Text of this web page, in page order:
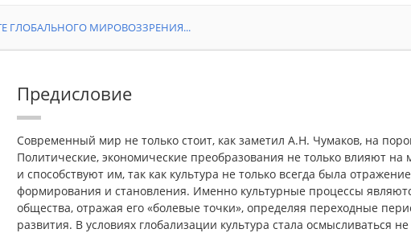
ГЛОБАЛЬНОГО МИРОВОЗЗРЕНИЯ...
Предисловие
Современный мир не только стоит, как заметил А.Н. Чумаков, на
Политические, экономические преобразования не только влияют
и способствуют им, так как культура не только всегда была
формирования и становления. Именно культурные процессы
общества, отражая его «болевые точки», определяя переходные
развития. В условиях глобализации культура стала осмысливаться